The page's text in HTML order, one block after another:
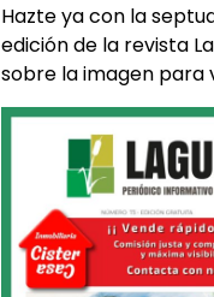
Hazte ya con la
edición de la revista
sobre la imagen para